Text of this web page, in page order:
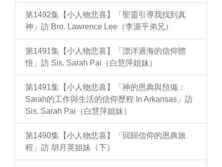
第1492集【小人物悲喜】「聖靈引導我找到真
神」訪 Bro. Lawrence Lee（李源平弟兄）
第1491集【小人物悲喜】「漂洋過海的信仰體
悟」訪 Sis. Sarah Pai（白慧萍姐妹）
第1491集【小人物悲喜】「神的恩典與預備：
Sarah的工作與生活的信仰歷程 In Arkansas」訪
Sis. Sarah Pai（白慧萍姐妹）
第1490集【小人物悲喜】「回歸信仰的恩典旅
程」訪 胡月英姐妹（下）